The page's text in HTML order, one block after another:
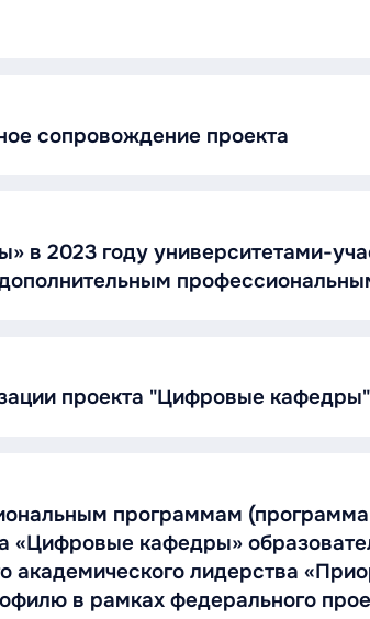
сопровождение проекта
в 2023 году университетами-
проекта "Цифровые
программам
«Цифровые кафедры»
академического лидерства
в рамках федерального